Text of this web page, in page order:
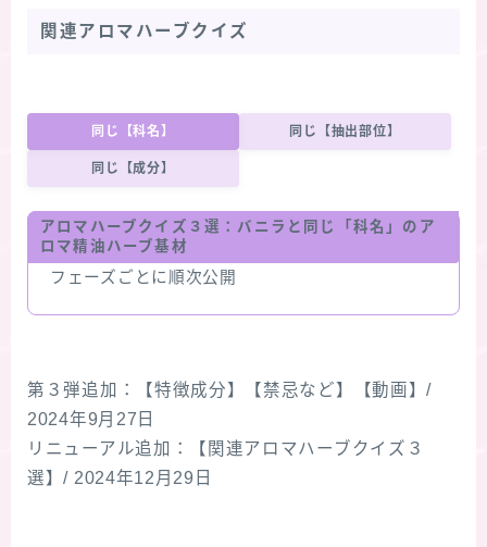
関連アロマハーブクイズ
同じ【科名】 同じ【抽出部位】
同じ【成分】
アロマハーブクイズ３選： バニラ と同じ「科名」のア
ロマ精油ハーブ基材
フェーズごとに順次公開
第３弾追加：【特徴成分】【禁忌など】【動画】/
2024年9月27日
リニューアル追加：【関連アロマハーブクイズ３
選】/ 2024年12月29日